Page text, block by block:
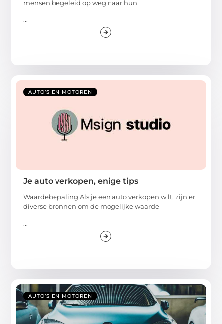
mensen begeleid op weg naar hun
...
AUTO’S EN MOTOREN
Je auto verkopen, enige tips
Waardebepaling Als je een auto verkopen wilt, zijn er
diverse bronnen om de mogelijke waarde
...
AUTO’S EN MOTOREN